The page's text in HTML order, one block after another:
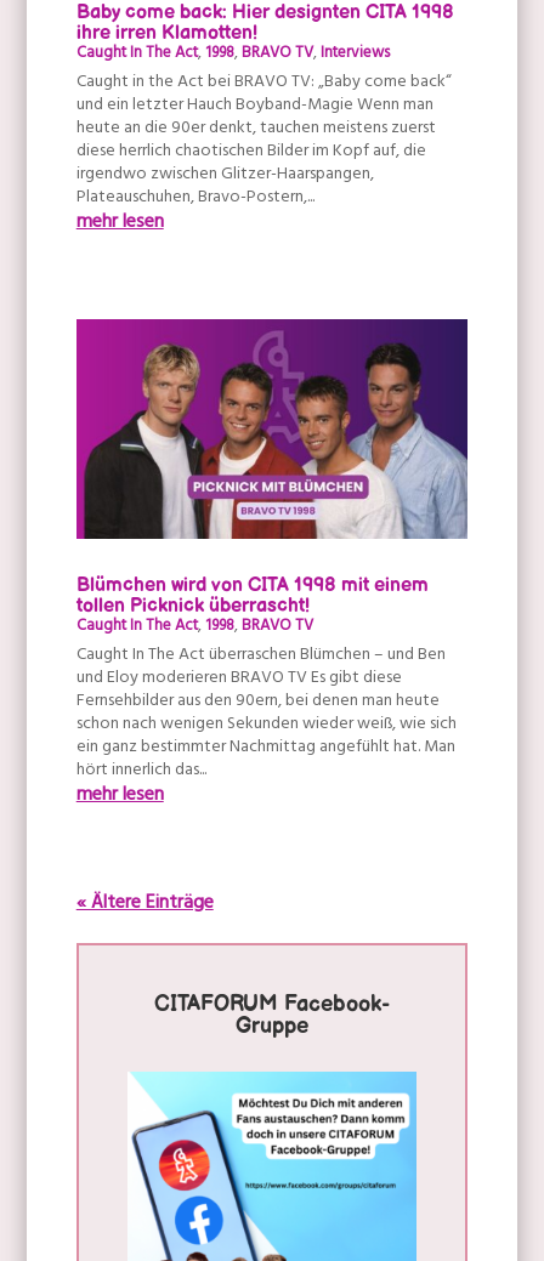
Baby come back: Hier designten CITA 1998
ihre irren Klamotten!
Caught In The Act,1998,BRAVO TV,Interviews
Caught in the Act bei BRAVO TV: „Baby come back“
und ein letzter Hauch Boyband-Magie Wenn man
heute an die 90er denkt, tauchen meistens zuerst
diese herrlich chaotischen Bilder im Kopf auf, die
irgendwo zwischen Glitzer-Haarspangen,
Plateauschuhen, Bravo-Postern,...
mehr lesen
Blümchen wird von CITA 1998 mit einem
tollen Picknick überrascht!
Caught In The Act,1998,BRAVO TV
Caught In The Act überraschen Blümchen – und Ben
und Eloy moderieren BRAVO TV Es gibt diese
Fernsehbilder aus den 90ern, bei denen man heute
schon nach wenigen Sekunden wieder weiß, wie sich
ein ganz bestimmter Nachmittag angefühlt hat. Man
hört innerlich das...
mehr lesen
« Ältere Einträge
CITAFORUM Facebook-
Gruppe